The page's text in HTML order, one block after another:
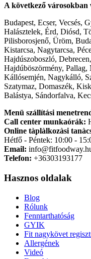
A következő
Budapest, Ecser, Vecsés,
Halásztelek, Érd, Diósd,
Pilisborosjenő, Üröm,
Kistarcsa, Nagytarcsa,
Hajdúszoboszló,
Hajdúböszörmény,
Kállósemjén, Nagykálló,
Szatymaz, Domaszék,
Balástya, Sándorfalva,
Menü szállítási
Call center munkaórák:
Online tàplàlkozàsi
Hétfő - Péntek: 10:00 -
Email:
Telefon: +36303193177
Hasznos oldalak
Blog
Rólunk
Fenntarthatóság
GYIK
Fit nagykövet
Allergének
Videó